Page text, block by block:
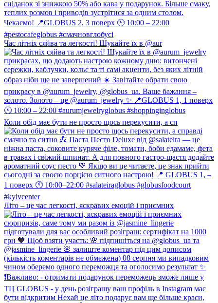
Час літніх сяйва та легкості! Шукайте їх в @aur
Коли обід має бути не просто щось перекусити, а сп
Літо – це час легкості, яскравих емоцій і приємних